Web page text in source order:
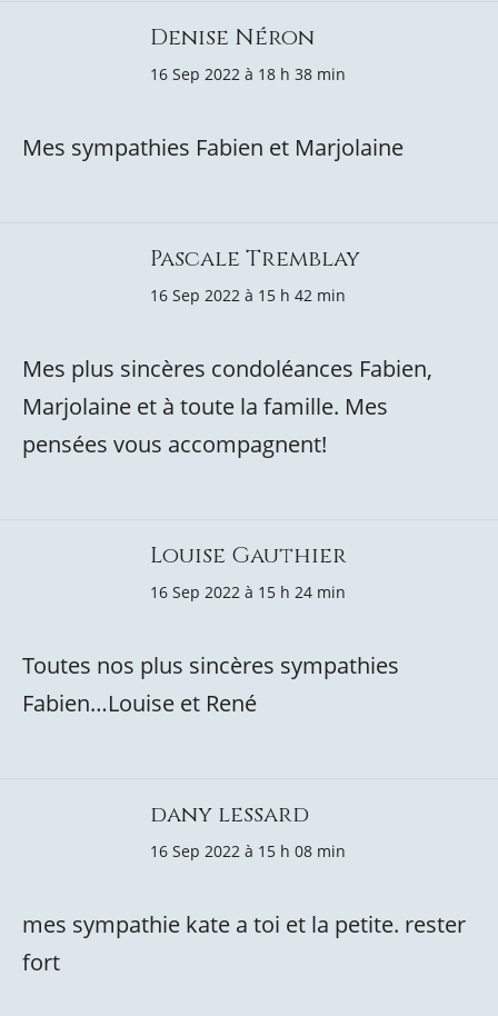
Denise Néron
16 Sep 2022 à 18 h 38 min
Mes sympathies Fabien et Marjolaine
Pascale Tremblay
16 Sep 2022 à 15 h 42 min
Mes plus sincères condoléances Fabien,
Marjolaine et à toute la famille. Mes
pensées vous accompagnent!
Louise Gauthier
16 Sep 2022 à 15 h 24 min
Toutes nos plus sincères sympathies
Fabien…Louise et René
dany lessard
16 Sep 2022 à 15 h 08 min
mes sympathie kate a toi et la petite. rester
fort